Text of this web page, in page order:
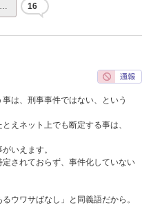
… 16
は、刑事事件ではない、という
えネット上でも断定する事は、
いえます。
されておらず、事件化していない
ウワサばなし」と同義語だから。